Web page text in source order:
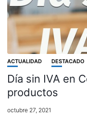
ACTUALIDAD DESTACADO
Día sin IVA en
productos
octubre 27, 2021